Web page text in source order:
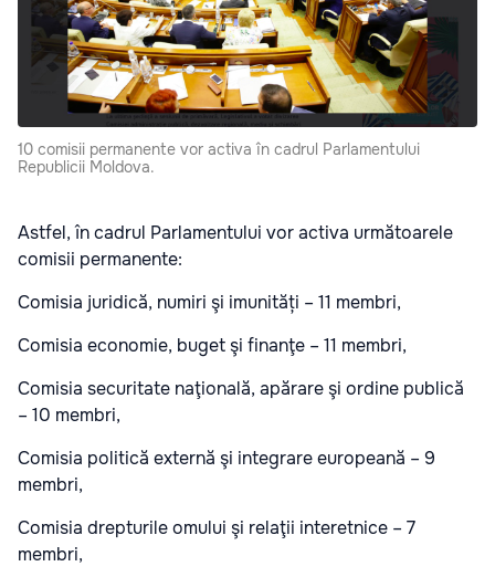
10 comisii permanente vor activa în cadrul Parlamentului
Republicii Moldova.
Astfel, în cadrul Parlamentului vor activa următoarele
comisii permanente:
Comisia juridică, numiri şi imunități – 11 membri,
Comisia economie, buget şi finanţe – 11 membri,
Comisia securitate naţională, apărare şi ordine publică
– 10 membri,
Comisia politică externă şi integrare europeană – 9
membri,
Comisia drepturile omului şi relaţii interetnice – 7
membri,